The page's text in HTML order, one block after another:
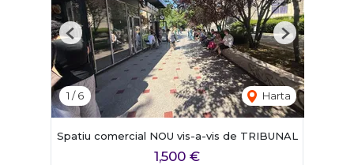
1 /6 Harta
Previous Next
Spatiu comercial NOU vis-a-vis de TRIBUNAL
1,500 €